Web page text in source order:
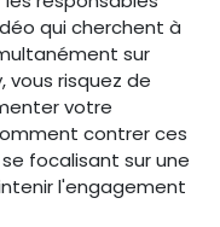
qui cherchent à
sur
vous risquez de
votre
contrer ces
focalisant sur une
l'engagement